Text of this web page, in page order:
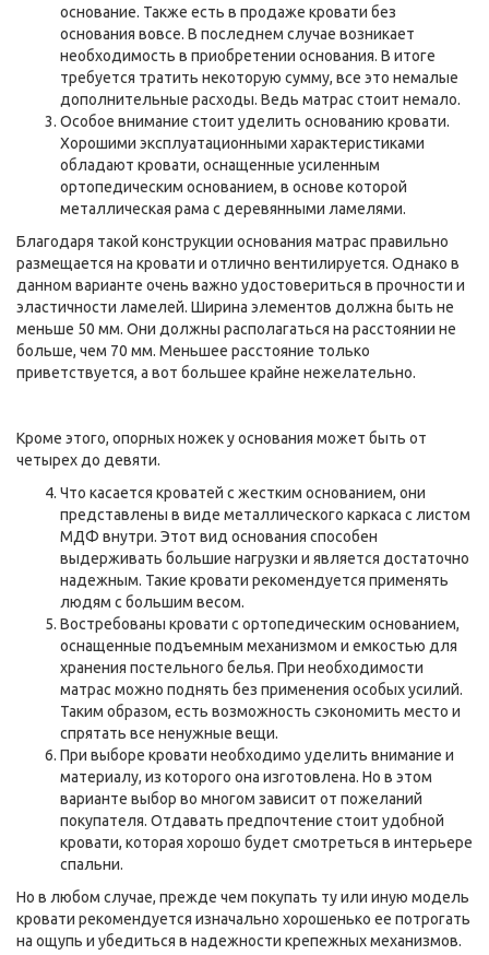
основание. Также есть в продаже кровати без
основания вовсе. В последнем случае возникает
необходимость в приобретении основания. В итоге
требуется тратить некоторую сумму, все это немалые
дополнительные расходы. Ведь матрас стоит немало.
Особое внимание стоит уделить основанию кровати.
Хорошими эксплуатационными характеристиками
обладают кровати, оснащенные усиленным
ортопедическим основанием, в основе которой
металлическая рама с деревянными ламелями.
Благодаря такой конструкции основания матрас правильно
размещается на кровати и отлично вентилируется. Однако в
данном варианте очень важно удостовериться в прочности и
эластичности ламелей. Ширина элементов должна быть не
меньше 50 мм. Они должны располагаться на расстоянии не
больше, чем 70 мм. Меньшее расстояние только
приветствуется, а вот большее крайне нежелательно.
Кроме этого, опорных ножек у основания может быть от
четырех до девяти.
Что касается кроватей с жестким основанием, они
представлены в виде металлического каркаса с листом
МДФ внутри. Этот вид основания способен
выдерживать большие нагрузки и является достаточно
надежным. Такие кровати рекомендуется применять
людям с большим весом.
Востребованы кровати с ортопедическим основанием,
оснащенные подъемным механизмом и емкостью для
хранения постельного белья. При необходимости
матрас можно поднять без применения особых усилий.
Таким образом, есть возможность сэкономить место и
спрятать все ненужные вещи.
При выборе кровати необходимо уделить внимание и
материалу, из которого она изготовлена. Но в этом
варианте выбор во многом зависит от пожеланий
покупателя. Отдавать предпочтение стоит удобной
кровати, которая хорошо будет смотреться в интерьере
спальни.
Но в любом случае, прежде чем покупать ту или иную модель
кровати рекомендуется изначально хорошенько ее потрогать
на ощупь и убедиться в надежности крепежных механизмов.